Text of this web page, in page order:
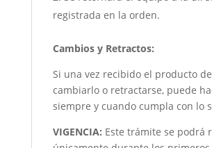
registrada en la orden.
Cambios y Retractos:
Si una vez recibido el producto
cambiarlo o retractarse, puede
siempre y cuando cumpla con lo
VIGENCIA: Este trámite se podrá